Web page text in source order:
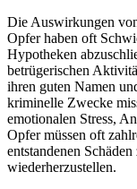
Die Auswirkungen⁤
Opfer haben oft
Hypotheken
betrügerischen
‌ihren⁣ guten ‍Namen
kriminelle Zwecke‌
emotionalen⁢ Stress,
Opfer müssen oft
entstandenen
wiederherzustellen.